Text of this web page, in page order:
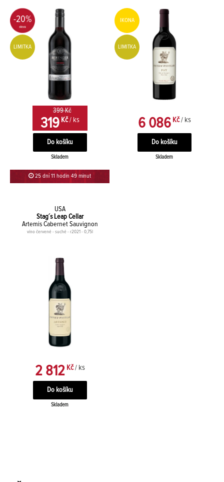
-20%
LIMITKA
399 Kč
319Kč / ks
Skladem
25 dní 11 hodin 49 minut
IKONA
LIMITKA
6 086 Kč / ks
Skladem
USA
Stag´s Leap Cellar
Artemis Cabernet Sauvignon
víno červené - suché - r2021 - 0,75l
2 812 Kč / ks
Skladem